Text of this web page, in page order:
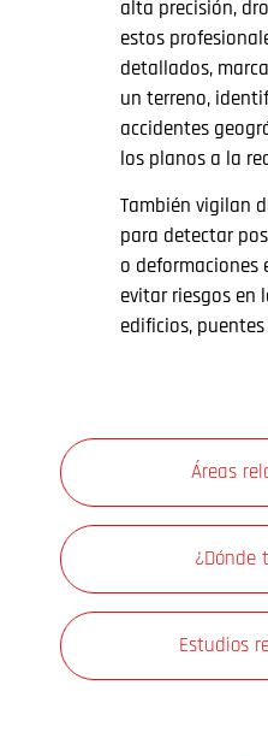
Áreas
¿Dónde
Estudios
alta precisión,
estos
detallados,
un terreno,
accidentes
los planos a la
También vigilan
para detectar
o deformaciones
evitar riesgos en
edificios,